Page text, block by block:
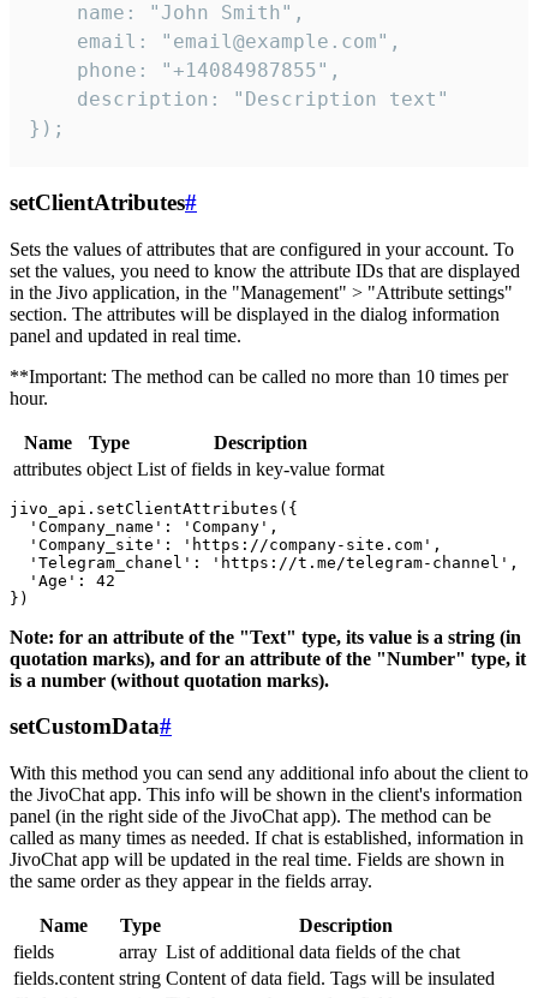
    name: "John Smith",
    email: "email@example.com",
    phone: "+14084987855",
    description: "Description text"
});
setClientAtributes#
Sets the values ​​of attributes that are configured in your account. To
set the values, you need to know the attribute IDs that are displayed
in the Jivo application, in the "Management" > "Attribute settings"
section. The attributes will be displayed in the dialog information
panel and updated in real time.
**Important: The method can be called no more than 10 times per
hour.
Name Type
Description
attributes object List of fields in key-value format
jivo_api.setClientAttributes({
  'Company_name': 'Company',
  'Company_site': 'https://company-site.com',
  'Telegram_chanel': 'https://t.me/telegram-channel',
  'Age': 42
Note: for an attribute of the "Text" type, its value is a string (in
quotation marks), and for an attribute of the "Number" type, it
is a number (without quotation marks).
setCustomData#
With this method you can send any additional info about the client to
the JivoChat app. This info will be shown in the client's information
panel (in the right side of the JivoChat app). The method can be
called as many times as needed. If chat is established, information in
JivoChat app will be updated in the real time. Fields are shown in
the same order as they appear in the fields array.
Name Type
Description
fields
array List of additional data fields of the chat
fields.content string Content of data field. Tags will be insulated